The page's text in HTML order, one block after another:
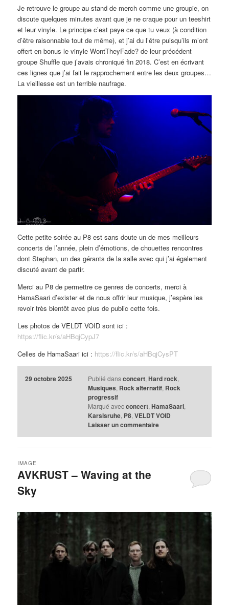
Je retrouve le groupe au stand de merch comme une groupie, on
discute quelques minutes avant que je ne craque pour un teeshirt
et leur vinyle. Le principe c’est paye ce que tu veux (à condition
d’être raisonnable tout de même), et j’ai du l’être puisqu’ils m’ont
offert en bonus le vinyle WontTheyFade? de leur précédent
groupe Shuffle que j’avais chroniqué fin 2018. C’est en écrivant
ces lignes que j’ai fait le rapprochement entre les deux groupes…
La vieillesse est un terrible naufrage.
Cette petite soirée au P8 est sans doute un de mes meilleurs
concerts de l’année, plein d’émotions, de chouettes rencontres
dont Stephan, un des gérants de la salle avec qui j’ai également
discuté avant de partir.
Merci au P8 de permettre ce genres de concerts, merci à
HamaSaari d’exister et de nous offrir leur musique, j’espère les
revoir très bientôt avec plus de public cette fois.
Les photos de VELDT VOID sont ici :
https://flic.kr/s/aHBqjCypJ7
Celles de HamaSaari ici : https://flic.kr/s/aHBqjCysPT
29 octobre 2025 Publié dans concert, Hard rock,
Musiques, Rock alternatif, Rock
progressif
Marqué avec concert, HamaSaari,
Karslsruhe, P8, VELDT VOID
Laisser un commentaire
AVKRUST – Waving at the
Sky
IMAGE